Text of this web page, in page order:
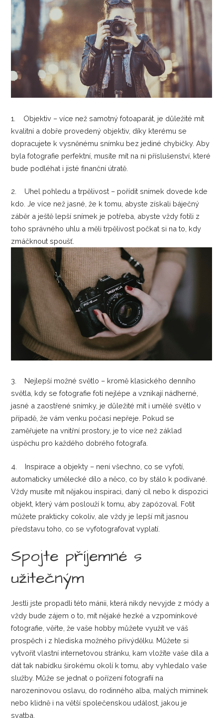
1. Objektiv – více než samotný fotoaparát, je důležité mít
kvalitní a dobře provedený objektiv, díky kterému se
dopracujete k vysněnému snímku bez jediné chybičky. Aby
byla fotografie perfektní, musíte mít na ni příslušenství, které
bude podléhat i jisté finanční útratě.
2. Uhel pohledu a trpělivost – pořídit snímek dovede kde
kdo. Je více než jasné, že k tomu, abyste získali báječný
záběr a ještě lepší snímek je potřeba, abyste vždy fotili z
toho správného uhlu a měli trpělivost počkat si na to, kdy
zmáčknout spoušť.
3. Nejlepší možné světlo – kromě klasického denního
světla, kdy se fotografie fotí nejlépe a vznikají nádherné,
jasné a zaostřené snímky, je důležité mít i umělé světlo v
případě, že vám venku počasí nepřeje. Pokud se
zaměřujete na vnitřní prostory, je to více než základ
úspěchu pro každého dobrého fotografa.
4. Inspirace a objekty – není všechno, co se vyfotí,
automaticky umělecké dílo a něco, co by stálo k podívané.
Vždy musíte mít nějakou inspiraci, daný cíl nebo k dispozici
objekt, který vám poslouží k tomu, aby zapózoval. Fotit
můžete prakticky cokoliv, ale vždy je lepší mít jasnou
představu toho, co se vyfotografovat vyplatí.
Spojte příjemné s
užitečným
Jestli jste propadli této mánii, která nikdy nevyjde z módy a
vždy bude zájem o to, mít nějaké hezké a vzpomínkové
fotografie, věřte, že vaše hobby můžete využít ve váš
prospěch i z hlediska možného přivýdělku. Můžete si
vytvořit vlastní internetovou stránku, kam vložíte vaše díla a
dát tak nabídku širokému okolí k tomu, aby vyhledalo vaše
služby. Může se jednat o pořízení fotografií na
narozeninovou oslavu, do rodinného alba, malých miminek
nebo klidně i na větší společenskou událost, jakou je
svatba.